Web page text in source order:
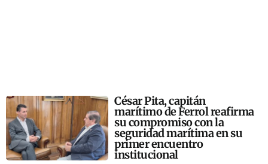
César Pita, capitán
marítimo de Ferrol reafirma
su compromiso con la
seguridad marítima en su
primer encuentro
institucional